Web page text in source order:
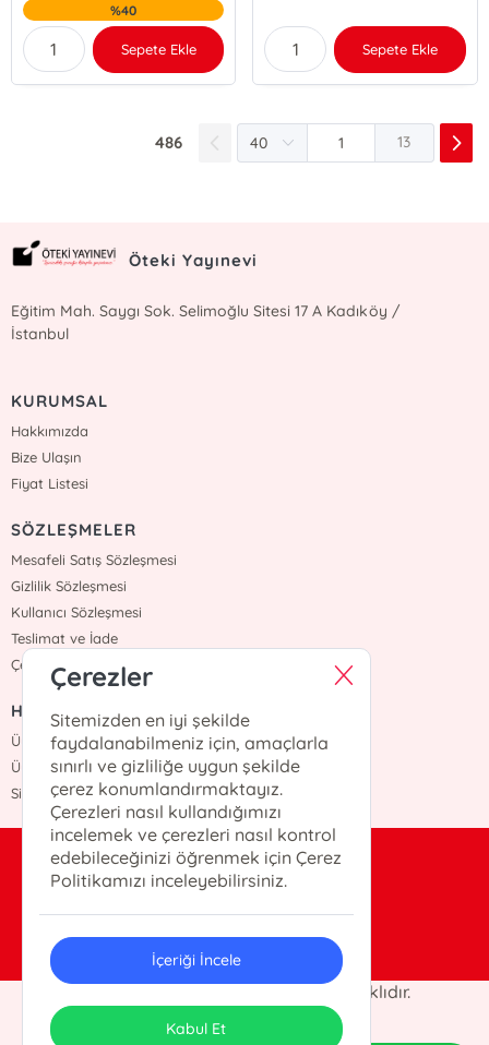
%40
Sepete Ekle Sepete Ekle
486 13
Öteki Yayınevi
Eğitim Mah. Saygı Sok. Selimoğlu Sitesi 17 A Kadıköy /
İstanbul
KURUMSAL
Hakkımızda
Bize Ulaşın
Fiyat Listesi
SÖZLEŞMELER
Mesafeli Satış Sözleşmesi
Gizlilik Sözleşmesi
Kullanıcı Sözleşmesi
Teslimat ve İade
Çerez Politikasi
HIZLI ERİŞİM
Üye Ol
Üye Giriş
Sipariş Takip
bilgi@otekiyayinevi.com
0(216)-405-25-22
© 2026 Öteki Yayınevi. Her hakkı saklıdır.
Tasarım & Uygulama
Çerezler
Sitemizden en iyi şekilde
faydalanabilmeniz için, amaçlarla
sınırlı ve gizliliğe uygun şekilde
çerez konumlandırmaktayız.
Çerezleri nasıl kullandığımızı
incelemek ve çerezleri nasıl kontrol
edebileceğinizi öğrenmek için Çerez
Politikamızı inceleyebilirsiniz.
İçeriği İncele
Kabul Et